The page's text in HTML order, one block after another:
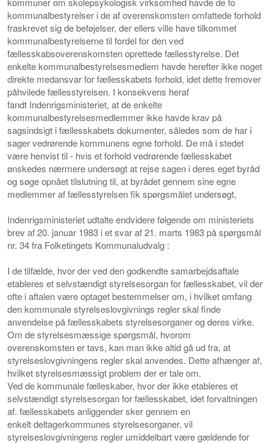
kommunalbestyrelser i de af overenskomsten omfattede forhold
fraskrevet sig de beføjelser, der ellers ville have tilkommet
kommunalbestyrelserne til fordel for den ved
fællesskabsoverenskomsten oprettede fællesstyrelse. Det
enkelte kommunalbestyrelsesmedlem havde herefter ikke noget
direkte medansvar for fællesskabets forhold, idet dette fremover
påhvilede fællesstyrelsen. I konsekvens heraf
fandt Indenrigsministeriet, at de enkelte
kommunalbestyrelsesmedlemmer ikke havde krav på
sagsindsigt i fællesskabets dokumenter, således som de har i
sager vedrørende kommunens egne forhold. De må i stedet
være henvist til - hvis et forhold vedrørende fællesskabet
ønskedes nærmere undersøgtat rejse sagen ideres eget byråd
og søge opnået tilslutning til, at byrådet gennem sine egne
medlemmer af fællesstyrelsen fik spørgsmålet undersøgt,
Indenrigsministeriet udtalte endvidere følgende om ministeriets
brev af 20. januar 1983 i et svar af 21. marts 1983 på spørgsmål
nr. 34 fra Folketingets Kommunaludvalg :
I de tilfælde, hvor der ved den godkendte samarbejdsaftale
etableres et selvstændigt styrelsesorgan for fællesskabet, vil der
ofte i aftalen være optaget bestemmelser om, i hvilket omfang
den kommunale styrelseslovgivnings regler skalfinde
anvendelse på fællesskabets styrelsesorganer og deres virke.
Om de styrelsesmæssige spørgsmål, hvorom
overenskomstener tavs, kan man ikke altid gå ud fra, at
styrelseslovgivningens regler skal anvendes. Dette afhænger af,
hvilket styrelsesmæssigt problem der er tale om.
Ved de kommunale fælleskaber, hvor der ikke etableres et
selvstændigt styrelsesorgan for fællesskabet, idet forvaltningen
af. fællesskabets anliggender sker gennem en
enkeltdeltagerkommunes styrelsesorganer, vil
styrelseslovgivningens regler umiddelbart være gældende for